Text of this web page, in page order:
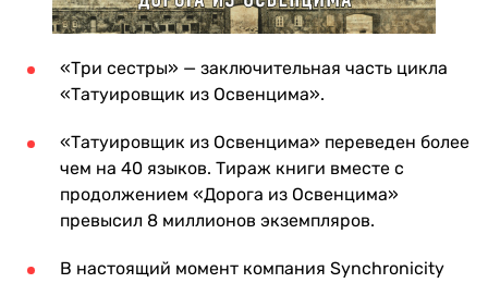
«Три сестры» — заключительная часть цикла
«Татуировщик из Освенцима».
«Татуировщик из Освенцима» переведен более
чем на 40 языков. Тираж книги вместе с
продолжением «Дорога из Освенцима»
превысил 8 миллионов экземпляров.
В настоящий момент компания Synchronicity